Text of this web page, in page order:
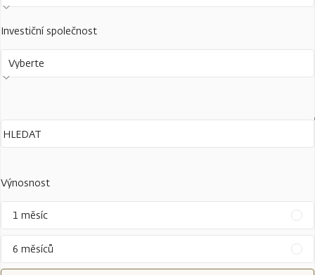
Investiční společnost
Vyberte
Výnosnost
1 měsíc
6 měsíců